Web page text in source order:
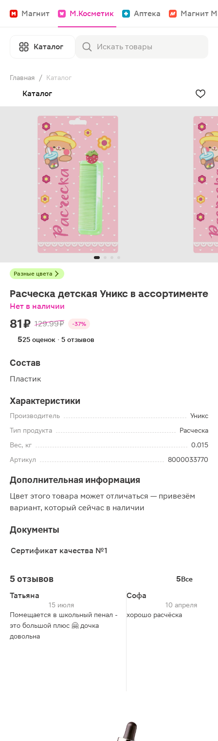
Магнит М.Косметик Аптека Магнит
Каталог
Главная / Каталог
Каталог
Разные цвета
Расческа детская Уникс в ассортименте
Нет в наличии
81 ₽ 129.99 ₽ -37%
525 оценок · 5 отзывов
Состав
Пластик
Характеристики
Производитель
Уникс
Тип продукта
Расческа
Вес, кг
0.015
Артикул
8000033770
Дополнительная информация
Цвет этого товара может отличаться — привезём
вариант, который сейчас в наличии
Документы
Сертификат качества №1
5 отзывов 5Все
Татьяна
15 июля
Помещается в школьный пенал -
это большой плюс 🤗 дочка
довольна
Софа
10 апреля
хорошо расчёска